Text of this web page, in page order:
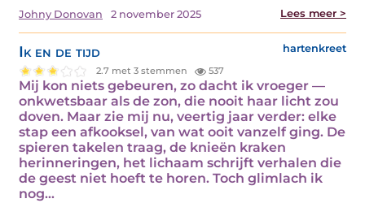
Johny Donovan 2 november 2025 Lees meer >
Ik en de tijd hartenkreet
2.7 met 3 stemmen 537
Mij kon niets gebeuren, zo dacht ik vroeger —
onkwetsbaar als de zon, die nooit haar licht zou
doven. Maar zie mij nu, veertig jaar verder: elke
stap een afkooksel, van wat ooit vanzelf ging. De
spieren takelen traag, de knieën kraken
herinneringen, het lichaam schrijft verhalen die
de geest niet hoeft te horen. Toch glimlach ik
nog…